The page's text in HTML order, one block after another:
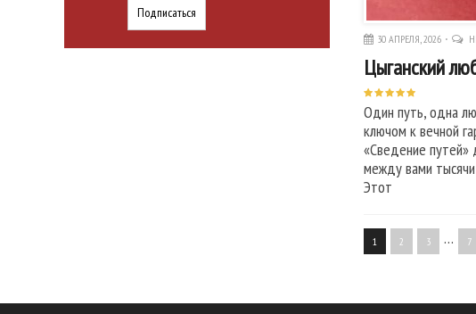
30 АПРЕЛЯ, 2026
Цыганский
Один путь, одна
ключом к вечной
«Сведение путей»
между вами
Этот
1 2 3 … 7